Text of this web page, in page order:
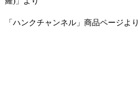
「ハンクチャンネル」商品ページより